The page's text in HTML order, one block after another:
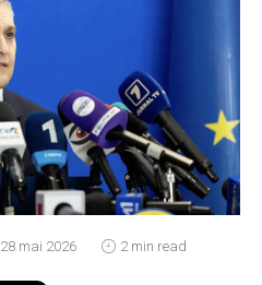
28 mai 2026 2 min read